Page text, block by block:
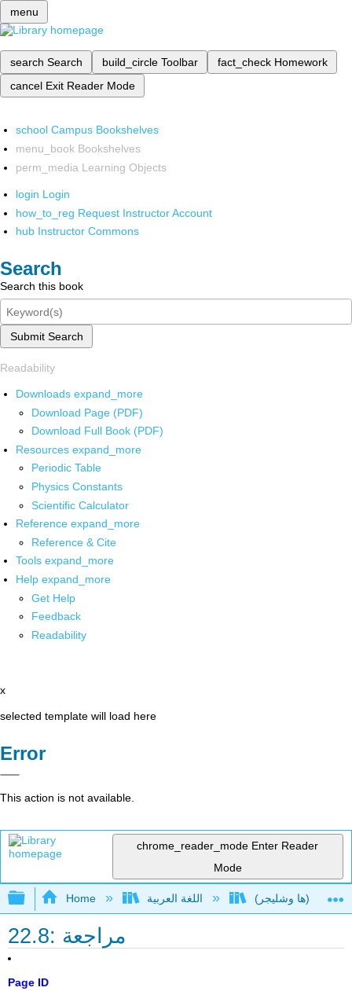
menu
search Search build_circle Toolbar fact_check Homework
cancel Exit Reader Mode
school Campus Bookshelves
menu_book Bookshelves
perm_media Learning Objects
login Login
how_to_reg Request Instructor Account
hub Instructor Commons
Search
Search this book
Submit Search
Readability
Downloads expand_more
Download Page (PDF)
Download Full Book (PDF)
Resources expand_more
Periodic Table
Physics Constants
Scientific Calculator
Reference expand_more
Reference & Cite
Tools expand_more
Help expand_more
Get Help
Feedback
Readability
x
selected template will load here
Error
This action is not available.
chrome_reader_mode Enter Reader
Mode
Expand/collapse global hierarchy
Home
22.8: مراجعة
Page ID